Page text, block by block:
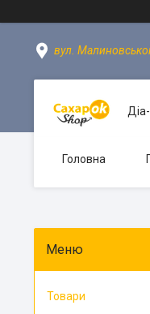
вул.
Головна
Товари